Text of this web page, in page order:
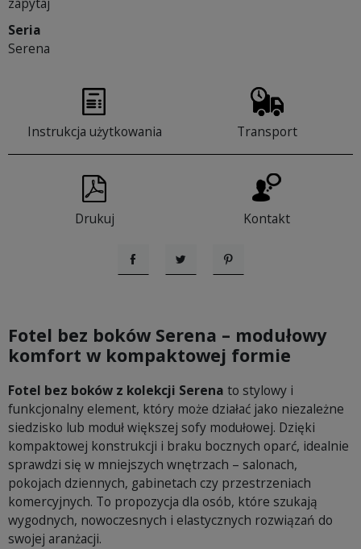
Seria
Serena
Instrukcja użytkowania Transport
Drukuj Kontakt
UdostępnijTweetujPinterest
Fotel bez boków Serena – modułowy
komfort w kompaktowej formie
Fotel bez boków z kolekcji Serena to stylowy i
funkcjonalny element, który może działać jako niezależne
siedzisko lub moduł większej sofy modułowej. Dzięki
kompaktowej konstrukcji i braku bocznych oparć, idealnie
sprawdzi się w mniejszych wnętrzach – salonach,
pokojach dziennych, gabinetach czy przestrzeniach
komercyjnych. To propozycja dla osób, które szukają
wygodnych, nowoczesnych i elastycznych rozwiązań do
swojej aranżacji.